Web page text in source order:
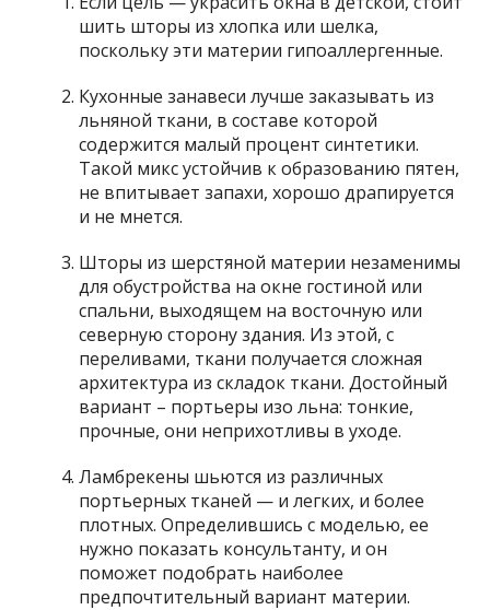
шить шторы из хлопка или шелка,
поскольку эти материи гипоаллергенные.
Кухонные занавеси лучше заказывать из
льняной ткани, в составе которой
содержится малый процент синтетики.
Такой микс устойчив к образованию пятен,
не впитывает запахи, хорошо драпируется
и не мнется.
Шторы из шерстяной материи незаменимы
для обустройства на окне гостиной или
спальни, выходящем на восточную или
северную сторону здания. Из этой, с
переливами, ткани получается сложная
архитектура из складок ткани. Достойный
вариант – портьеры изо льна: тонкие,
прочные, они неприхотливы в уходе.
Ламбрекены шьются из различных
портьерных тканей — и легких, и более
плотных. Определившись с моделью, ее
нужно показать консультанту, и он
поможет подобрать наиболее
предпочтительный вариант материи.